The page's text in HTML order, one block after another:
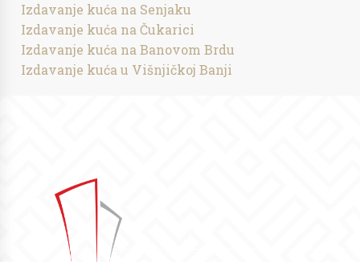
Izdavanje kuća na Senjaku
Izdavanje kuća na Čukarici
Izdavanje kuća na Banovom Brdu
Izdavanje kuća u Višnjičkoj Banji